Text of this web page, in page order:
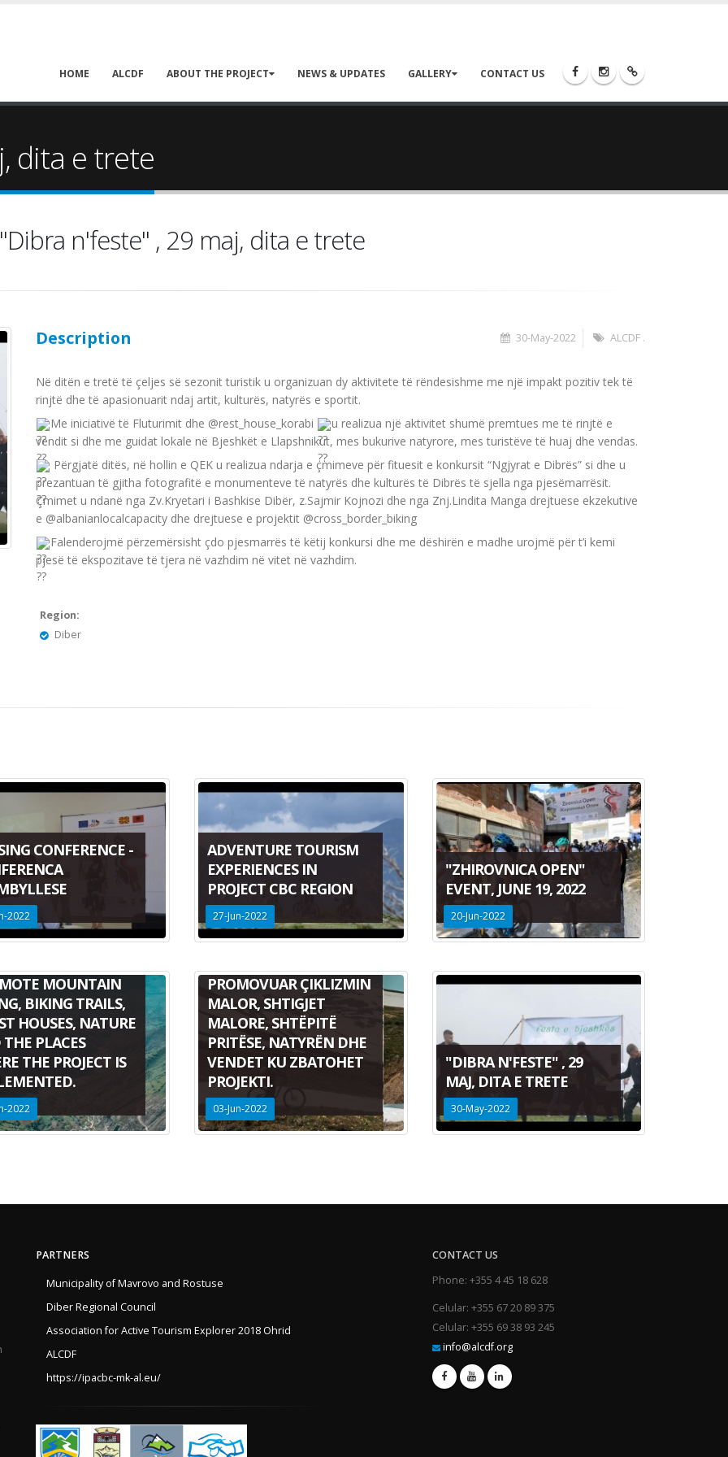
HOME ALCDF ABOUT THE PROJECT NEWS & UPDATES GALLERY CONTACT US
dita e trete
"Dibra n'feste" , 29 maj, dita e trete
30-May-2022 ALCDF .
Description
Në ditën e tretë të çeljes së sezonit turistik u organizuan dy aktivitete të rëndesishme me një impakt pozitiv tek të
rinjtë dhe të apasionuarit ndaj artit, kulturës, natyrës e sportit.
Me iniciativë të Fluturimit dhe @rest_house_korabi
u realizua një aktivitet shumë premtues me të rinjtë e
vendit si dhe me guidat lokale në Bjeshkët e Llapshnikut, mes bukurive natyrore, mes turistëve të huaj dhe vendas.
Përgjatë ditës, në hollin e QEK u realizua ndarja e çmimeve për fituesit e konkursit “Ngjyrat e Dibrës” si dhe u
prezantuan të gjitha fotografitë e monumenteve të natyrës dhe kulturës të Dibrës të sjella nga pjesëmarrësit.
Çmimet u ndanë nga Zv.Kryetari i Bashkise Dibër, z.Sajmir Kojnozi dhe nga Znj.Lindita Manga drejtuese ekzekutive
e @albanianlocalcapacity dhe drejtuese e projektit @cross_border_biking
Falenderojmë përzemërsisht çdo pjesmarrës të këtij konkursi dhe me dëshirën e madhe urojmë për t’i kemi
pjesë të ekspozitave të tjera në vazhdim në vitet në vazhdim.
Region:
Diber
CONFERENCE -
2022
ADVENTURE TOURISM
EXPERIENCES IN
PROJECT CBC REGION
27-Jun-2022
"ZHIROVNICA OPEN"
EVENT, JUNE 19, 2022
20-Jun-2022
IS AN
SELECTED
MOUNTAIN
BIKING TRAILS,
HOUSES, NATURE
PLACES
THE PROJECT IS
2022
ANXHI ËSHTË NJË
INFLUENCUESE E
PËRZGJEDHUR NGA
PROMOVUAR ÇIKLIZMIN
MALOR, SHTIGJET
MALORE, SHTËPITË
PRITËSE, NATYRËN DHE
VENDET KU ZBATOHET
PROJEKTI.
03-Jun-2022
"DIBRA N'FESTE" , 29
MAJ, DITA E TRETE
30-May-2022
PARTNERS
Municipality of Mavrovo and Rostuse
Diber Regional Council
Association for Active Tourism Explorer 2018 Ohrid
ALCDF
https://ipacbc-mk-al.eu/
CONTACT US
Phone: +355 4 45 18 628
Celular: +355 67 20 89 375
Celular: +355 69 38 93 245
info@alcdf.org